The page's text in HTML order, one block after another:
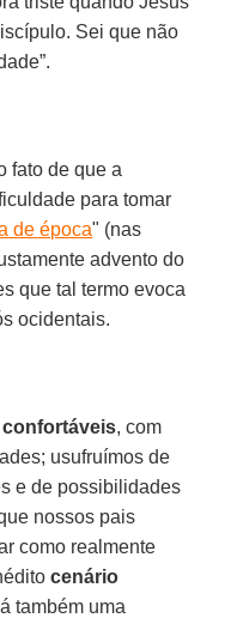
Sei que não
fato de que a
para tomar
de época" (nas
advento do
que tal termo evoca
ocidentais.
confortáveis, com
usufruímos de
e de possibilidades
nossos pais
como realmente
cenário
também uma